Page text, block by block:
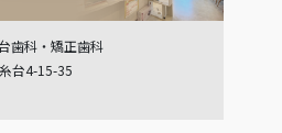
歯科・矯正歯科
台4-15-35